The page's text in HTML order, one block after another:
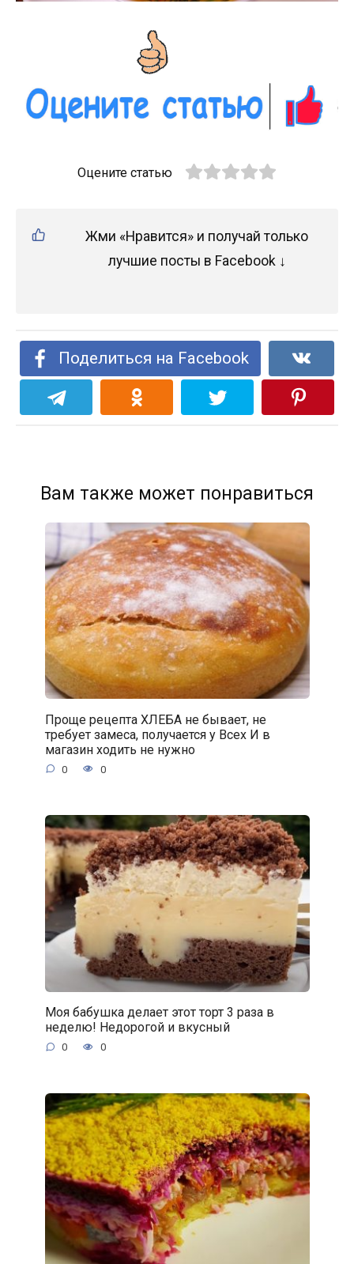
Оцените статью
Жми «Нравится» и получай только
лучшие посты в Facebook ↓
Поделиться на Facebook
Вам также может понравиться
Проще рецепта ХЛЕБА не бывает, не
требует замеса, получается у Всех И в
магазин ходить не нужно
0 0
Моя бабушка делает этот торт 3 раза в
неделю! Недорогой и вкусный
0 0